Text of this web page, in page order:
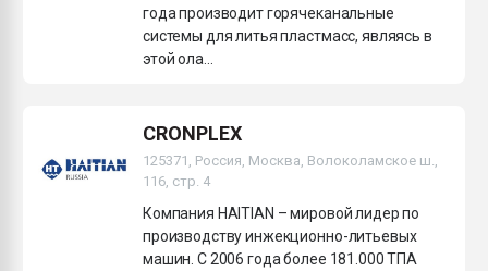
года производит горячеканальные
системы для литья пластмасс, являясь в
этой ола...
CRONPLEX
125371, Россия, Москва, Волоколамское ш.,
116, стр. 4
Компания HAITIAN – мировой лидер по
производству инжекционно-литьевых
машин. С 2006 года более 181.000 ТПА